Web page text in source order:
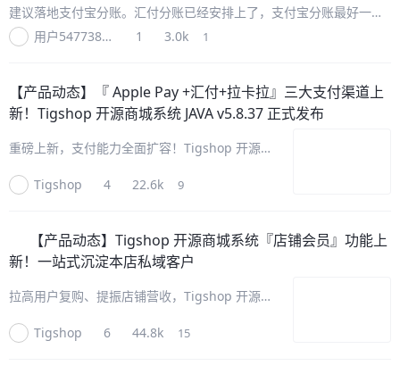
建议落地支付宝分账。汇付分账已经安排上了，支付宝分账最好一起
落地，很多买家主要走支付宝付款。
用户547738912859758637 1 3.0k 1
【产品动态】
『 Apple Pay +汇付+拉卡拉』三大支付渠道上
新！Tigshop 开源商城系统 JAVA v5.8.37 正式发布
重磅上新，支付能力全面扩容！Tigshop 开源
接入『Apple Pay +汇付+拉卡拉』三大主流支
Tigshop 4 22.6k 9
【产品动态】 Tigshop 开源商城系统『店铺会员』功能上
新！一站式沉淀本店私域客户
拉高用户复购、提振店铺营收，Tigshop 开源
会员体系，补齐店铺/门店会员运营短板，构建
Tigshop 6 44.8k 15